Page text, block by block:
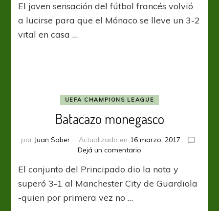
silenció
el
El joven sensación del fútbol francés volvió
a lucirse para que el Mónaco se lleve un 3-2
vital en casa …
UEFA CHAMPIONS LEAGUE
Batacazo monegasco
por Juan Saber Actualizado en 16 marzo, 2017
Dejá un comentario
monegasco
El conjunto del Principado dio la nota y
superó 3-1 al Manchester City de Guardiola
-quien por primera vez no …